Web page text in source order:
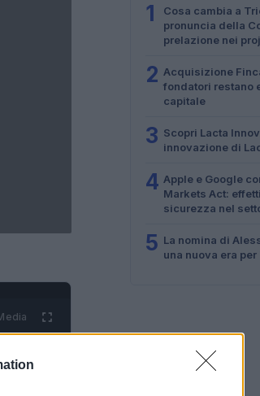
1
Cosa cambia a
pronuncia della
prelazione nei
2 Acquisizione
fondatori restano
capitale
3 Scopri Lacta
innovazione di
4 Apple e Google
Markets Act:
sicurezza nel
5 La nomina di
una nuova era